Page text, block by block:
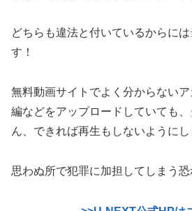
どちらも違法と付いているからには
す！
無料動画サイトでよく分からない
編などをアップロードしていても
ん、できれば再生もしないようにし
思わぬ所で犯罪に加担してしまう恐